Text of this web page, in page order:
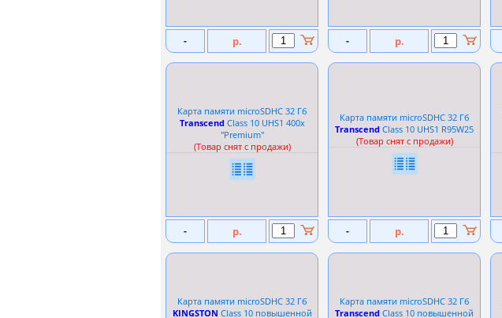
- р. - р.
Карта памяти microSDHC 32 Гб
TranscendСlass 10 UHS1 400x
''Premium''
(Товар снят с продажи)
- р.
Карта памяти microSDHC 32 Гб
Transcend Сlass 10 UHS1 R95W25
(Товар снят с продажи)
- р.
Карта памяти microSDHC 32 Гб
KINGSTON Сlass 10 повышенной
Карта памяти microSDHC 32 Гб
Transcend Сlass 10 повышенной